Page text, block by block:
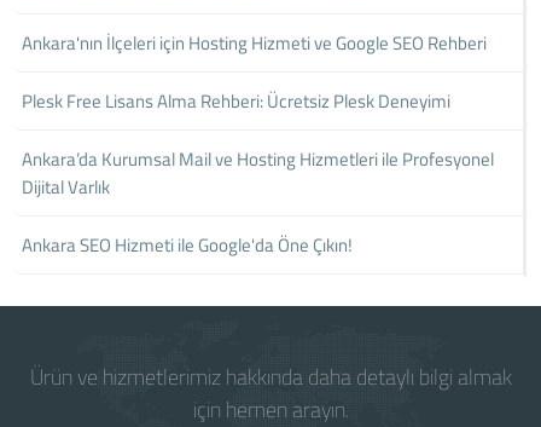
Ankara'nın İlçeleri için Hosting Hizmeti ve Google SEO Rehberi
Plesk Free Lisans Alma Rehberi: Ücretsiz Plesk Deneyimi
Ankara’da Kurumsal Mail ve Hosting Hizmetleri ile Profesyonel
Dijital Varlık
Ankara SEO Hizmeti ile Google'da Öne Çıkın!
Ürün ve hizmetlerimiz hakkında daha detaylı bilgi almak
için hemen arayın.